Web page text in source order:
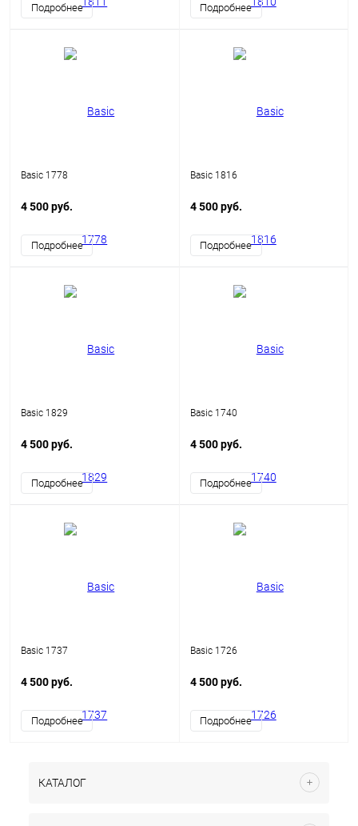
Подробнее Подробнее
Basic 1778
4 500 руб.
Подробнее
Basic 1816
4 500 руб.
Подробнее
Basic 1829
4 500 руб.
Подробнее
Basic 1740
4 500 руб.
Подробнее
Basic 1737
4 500 руб.
Подробнее
Basic 1726
4 500 руб.
Подробнее
КАТАЛОГ